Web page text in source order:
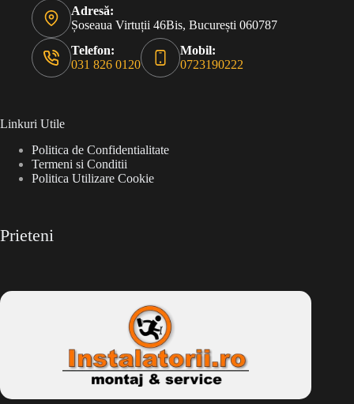
Adresă:
Șoseaua Virtuții 46Bis, București 060787
Telefon:
031 826 0120
Mobil:
0723190222
Linkuri Utile
Politica de Confidentialitate
Termeni si Conditii
Politica Utilizare Cookie
Prieteni